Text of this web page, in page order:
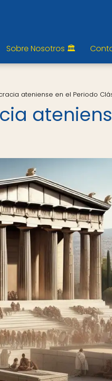
Sobre Nosotros 🏛️
ateniense en el Periodo